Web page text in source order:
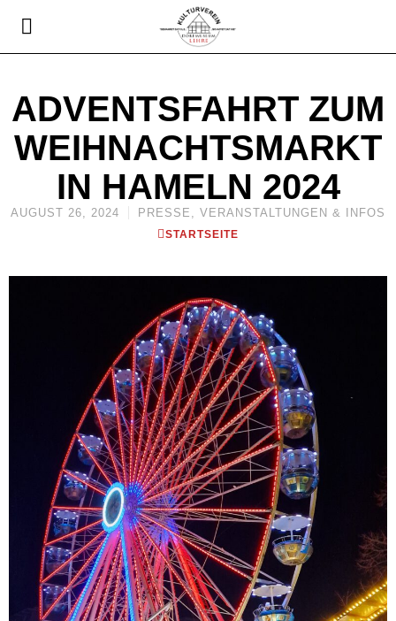
ADVENTSFAHRT ZUM
WEIHNACHTSMARKT
IN HAMELN 2024
AUGUST 26, 2024 PRESSE , VERANSTALTUNGEN & INFOS
STARTSEITE